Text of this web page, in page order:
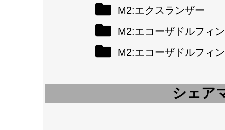
M2:エクスランザー
M2:エコーザドルフィン
M2:エコーザドルフィ
シェア